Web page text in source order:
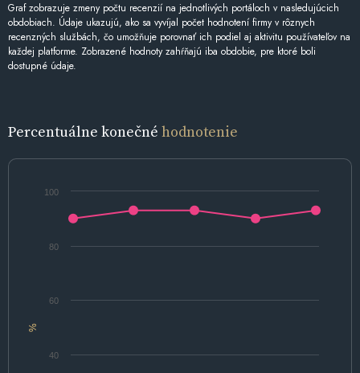
Graf zobrazuje zmeny počtu recenzií na jednotlivých portáloch v nasledujúcich
obdobiach. Údaje ukazujú, ako sa vyvíjal počet hodnotení firmy v rôznych
recenzných službách, čo umožňuje porovnať ich podiel aj aktivitu používateľov na
každej platforme. Zobrazené hodnoty zahŕňajú iba obdobie, pre ktoré boli
dostupné údaje.
Percentuálne konečné hodnotenie
%
40
60
80
100